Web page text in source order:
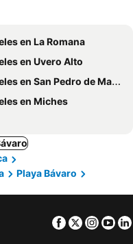
en La Romana
en Uvero Alto
en San Pedro de Macoris
en Miches
Playa Bávaro
Facebook
Twitter